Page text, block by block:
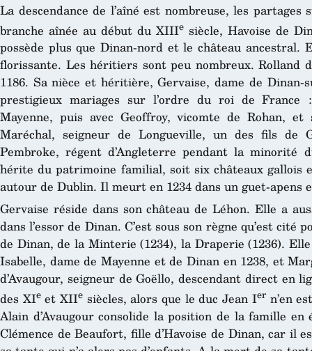
La descendance de l’aîné est nombreuse, les partages
branche aînée au début du XIIIe siècle, Havoise de
possède plus que Dinan-nord et le château ancestral.
florissante. Les héritiers sont peu nombreux. Rolland
1186. Sa nièce et héritière, Gervaise, dame de
prestigieux mariages sur l’ordre du roi de France
Mayenne, puis avec Geoffroy, vicomte de Rohan,
Maréchal, seigneur de Longueville, un des fils de
Pembroke, régent d’Angleterre pendant la
hérite du patrimoine familial, soit six châteaux gallois
autour de Dublin. Il meurt en 1234 dans un guet-apens
Gervaise réside dans son château de Léhon. Elle a
dans l’essor de Dinan. C’est sous son règne qu’est
de Dinan, de la Minterie (1234), la Draperie (1236).
Isabelle, dame de Mayenne et de Dinan en 1238, et
d’Avaugour, seigneur de Goëllo, descendant direct en
des XIeet XIIe siècles, alors que le duc Jean Iern’en
Alain d’Avaugour consolide la position de la famille
Clémence de Beaufort, fille d’Havoise de Dinan, car il